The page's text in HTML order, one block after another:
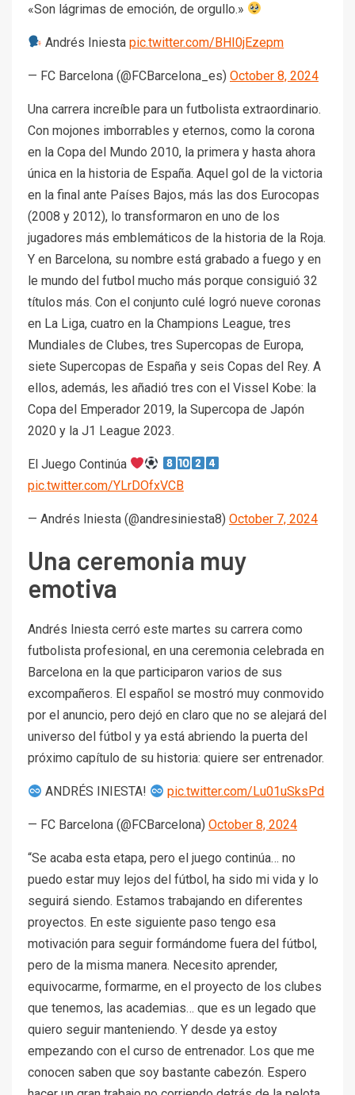
«Son lágrimas de emoción, de orgullo.»
Andrés Iniestapic.twitter.com/BHI0jEzepm
— FC Barcelona (@FCBarcelona_es) October 8, 2024
Una carrera increíble para un futbolista extraordinario.
Con mojones imborrables y eternos, como la corona
en la Copa del Mundo 2010, la primera y hasta ahora
única en la historia de España. Aquel gol de la victoria
en la final ante Países Bajos, más las dos Eurocopas
(2008 y 2012), lo transformaron en uno de los
jugadores más emblemáticos de la historia de la Roja.
Y en Barcelona, su nombre está grabado a fuego y en
le mundo del futbol mucho más porque consiguió 32
títulos más. Con el conjunto culé logró nueve coronas
en La Liga, cuatro en la Champions League, tres
Mundiales de Clubes, tres Supercopas de Europa,
siete Supercopas de España y seis Copas del Rey. A
ellos, además, les añadió tres con el Vissel Kobe: la
Copa del Emperador 2019, la Supercopa de Japón
2020 y la J1 League 2023.
El Juego Continúa
pic.twitter.com/YLrDOfxVCB
— Andrés Iniesta (@andresiniesta8) October 7, 2024
Una ceremonia muy
emotiva
Andrés Iniesta cerró este martes su carrera como
futbolista profesional, en una ceremonia celebrada en
Barcelona en la que participaron varios de sus
excompañeros. El español se mostró muy conmovido
por el anuncio, pero dejó en claro que no se alejará del
universo del fútbol y ya está abriendo la puerta del
próximo capítulo de su historia: quiere ser entrenador.
ANDRÉS INIESTA! pic.twitter.com/Lu01uSksPd
— FC Barcelona (@FCBarcelona) October 8, 2024
“Se acaba esta etapa, pero el juego continúa… no
puedo estar muy lejos del fútbol, ha sido mi vida y lo
seguirá siendo. Estamos trabajando en diferentes
proyectos. En este siguiente paso tengo esa
motivación para seguir formándome fuera del fútbol,
pero de la misma manera. Necesito aprender,
equivocarme, formarme, en el proyecto de los clubes
que tenemos, las academias… que es un legado que
quiero seguir manteniendo. Y desde ya estoy
empezando con el curso de entrenador. Los que me
conocen saben que soy bastante cabezón. Espero